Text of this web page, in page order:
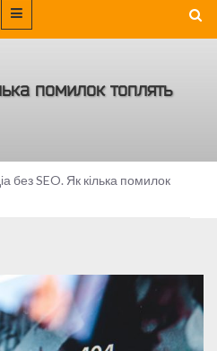
помилок топлять
без SEO. Як кілька помилок